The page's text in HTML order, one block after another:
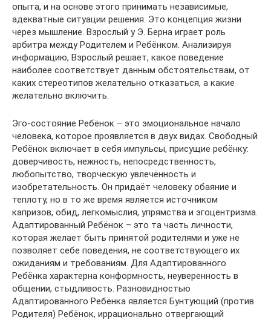
опыта, и на основе этого принимать независимые,
адекватные ситуации решения. Это концепция жизни
через мышление. Взрослый у Э. Берна играет роль
арбитра между Родителем и Ребёнком. Анализируя
информацию, Взрослый решает, какое поведение
наиболее соответствует данным обстоятельствам, от
каких стереотипов желательно отказаться, а какие
желательно включить.
Эго-состояние Ребёнок – это эмоциональное начало
человека, которое проявляется в двух видах. Свободный
Ребёнок включает в себя импульсы, присущие ребёнку:
доверчивость, нежность, непосредственность,
любопытство, творческую увлечённость и
изобретательность. Он придаёт человеку обаяние и
теплоту, но в то же время является источником
капризов, обид, легкомыслия, упрямства и эгоцентризма.
Адаптированный Ребёнок – это та часть личности,
которая желает быть принятой родителями и уже не
позволяет себе поведения, не соответствующего их
ожиданиям и требованиям. Для Адаптированного
Ребёнка характерна конформность, неуверенность в
общении, стыдливость. Разновидностью
Адаптированного Ребёнка является Бунтующий (против
Родителя) Ребёнок, иррационально отвергающий